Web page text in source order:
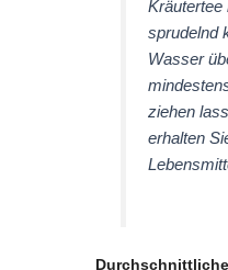
sprudelnd
Wasser
ziehen
erhalten